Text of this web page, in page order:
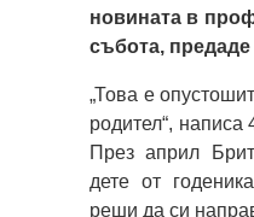
новината в
събота,
„Това е
родител“,
През април
дете от
реши да си